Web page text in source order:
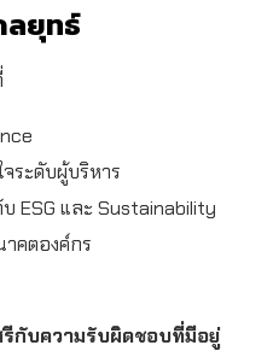
ลยุทธ์
ะดับผู้บริหาร
ESG และ Sustainability
คตองค์กร
กับความรับผิดชอบที่มีอยู่